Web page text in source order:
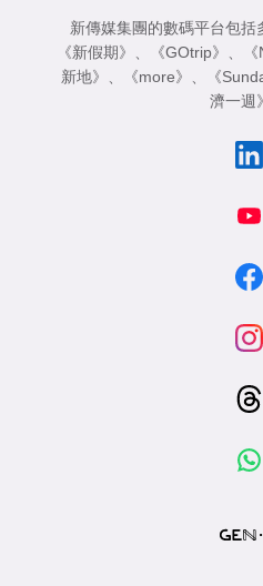
新傳媒集團的數碼平台包括
《新假期》
《GOtrip》
新地》
《more》 《
濟一週》